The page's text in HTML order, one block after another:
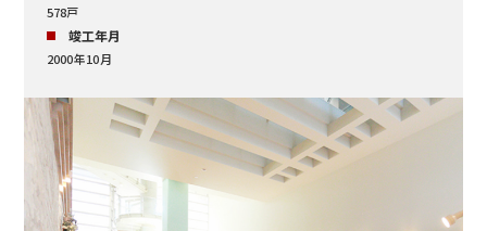
578戸
竣工年月
2000年10月